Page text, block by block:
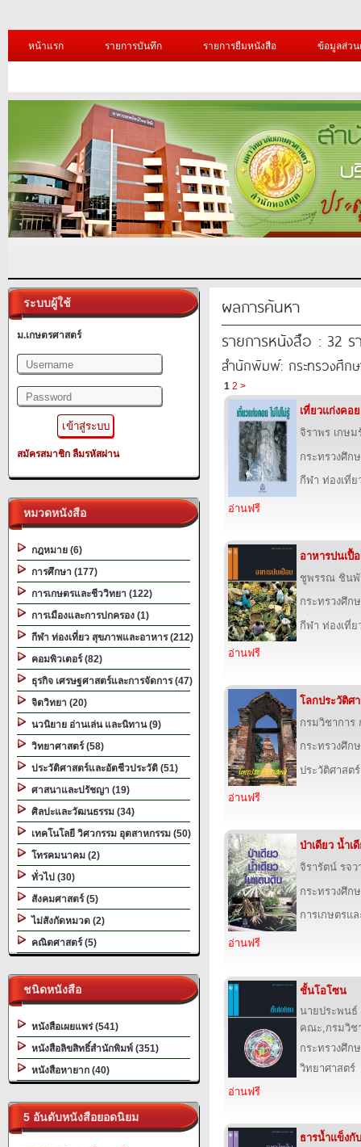
หน้าแรก รายการบันทึก รายการยืมหนังสือ ข้อมูลส่ว
ระบบผู้ใช้
ม.เกษตรศาสตร์
สมัครสมาชิก ลืมรหัสผ่าน
หมวดหนังสือ
กฎหมาย (6)
การศึกษา (177)
การเกษตรและชีววิทยา (122)
การเมืองและการปกครอง (1)
กีฬา ท่องเที่ยว สุขภาพและอาหาร (212)
คอมพิวเตอร์ (82)
ธุรกิจ เศรษฐศาสตร์และการจัดการ (47)
จิตวิทยา (20)
นวนิยาย อ่านเล่น และนิทาน (9)
วิทยาศาสตร์ (58)
ประวัติศาสตร์และอัตชีวประวัติ (51)
ศาสนาและปรัชญา (19)
ศิลปะและวัฒนธรรม (34)
เทคโนโลยี วิศวกรรม อุตสาหกรรม (50)
โทรคมนาคม (2)
ทั่วไป (30)
สังคมศาสตร์ (5)
ไม่สังกัดหมวด (2)
คณิตศาสตร์ (5)
ชนิดหนังสือ
หนังสือเผยแพร่ (541)
หนังสือลิขสิทธิ์สำนักพิมพ์ (351)
หนังสือหายาก (40)
5 อันดับหนังสือยอดนิยม
ผลการค้นหา
รายการหนังสือ : 32 ร
สำนักพิมพ์: กระทรวงศึก
1 2 >
เที่ยวแก่งคอ
จิราพร เกษ
กระทรวงศึก
กีฬา ท่องเที่
อ่านฟรี
อาหารปนเปื้
ชูพรรณ ชินพั
กระทรวงศึก
กีฬา ท่องเที่
อ่านฟรี
โลกประวัติศ
กรมวิชาการ
กระทรวงศึก
ประวัติศาสต
อ่านฟรี
ป่าเดียว น้ำเ
จิรารัตน์ รจ
กระทรวงศึก
การเกษตรแ
อ่านฟรี
ชั้นโอโซน
นายประพน
คณะ,กรมวิช
กระทรวงศึก
วิทยาศาสตร์
อ่านฟรี
ธารน้ำแข็งกั